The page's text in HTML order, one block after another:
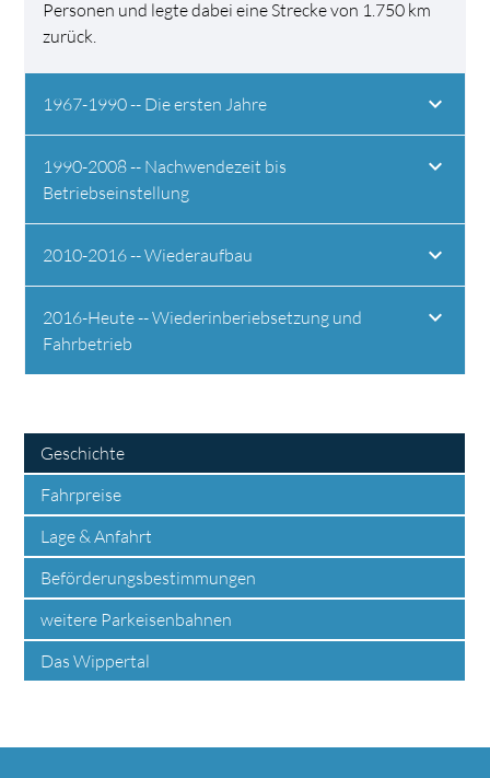
Personen und legte dabei eine Strecke von 1.750 km
zurück.
1967-1990 -- Die ersten Jahre
1990-2008 -- Nachwendezeit bis
Betriebseinstellung
2010-2016 -- Wiederaufbau
2016-Heute -- Wiederinberiebsetzung und
Fahrbetrieb
Geschichte
Fahrpreise
Lage & Anfahrt
Beförderungsbestimmungen
weitere Parkeisenbahnen
Das Wippertal